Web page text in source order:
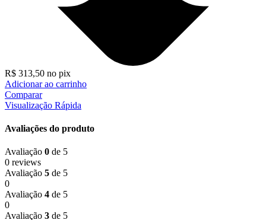
R$ 313,50 no pix
Adicionar ao carrinho
Comparar
Visualização Rápida
Avaliações do produto
Avaliação 0 de 5
0 reviews
Avaliação 5 de 5
0
Avaliação 4 de 5
0
Avaliação 3 de 5